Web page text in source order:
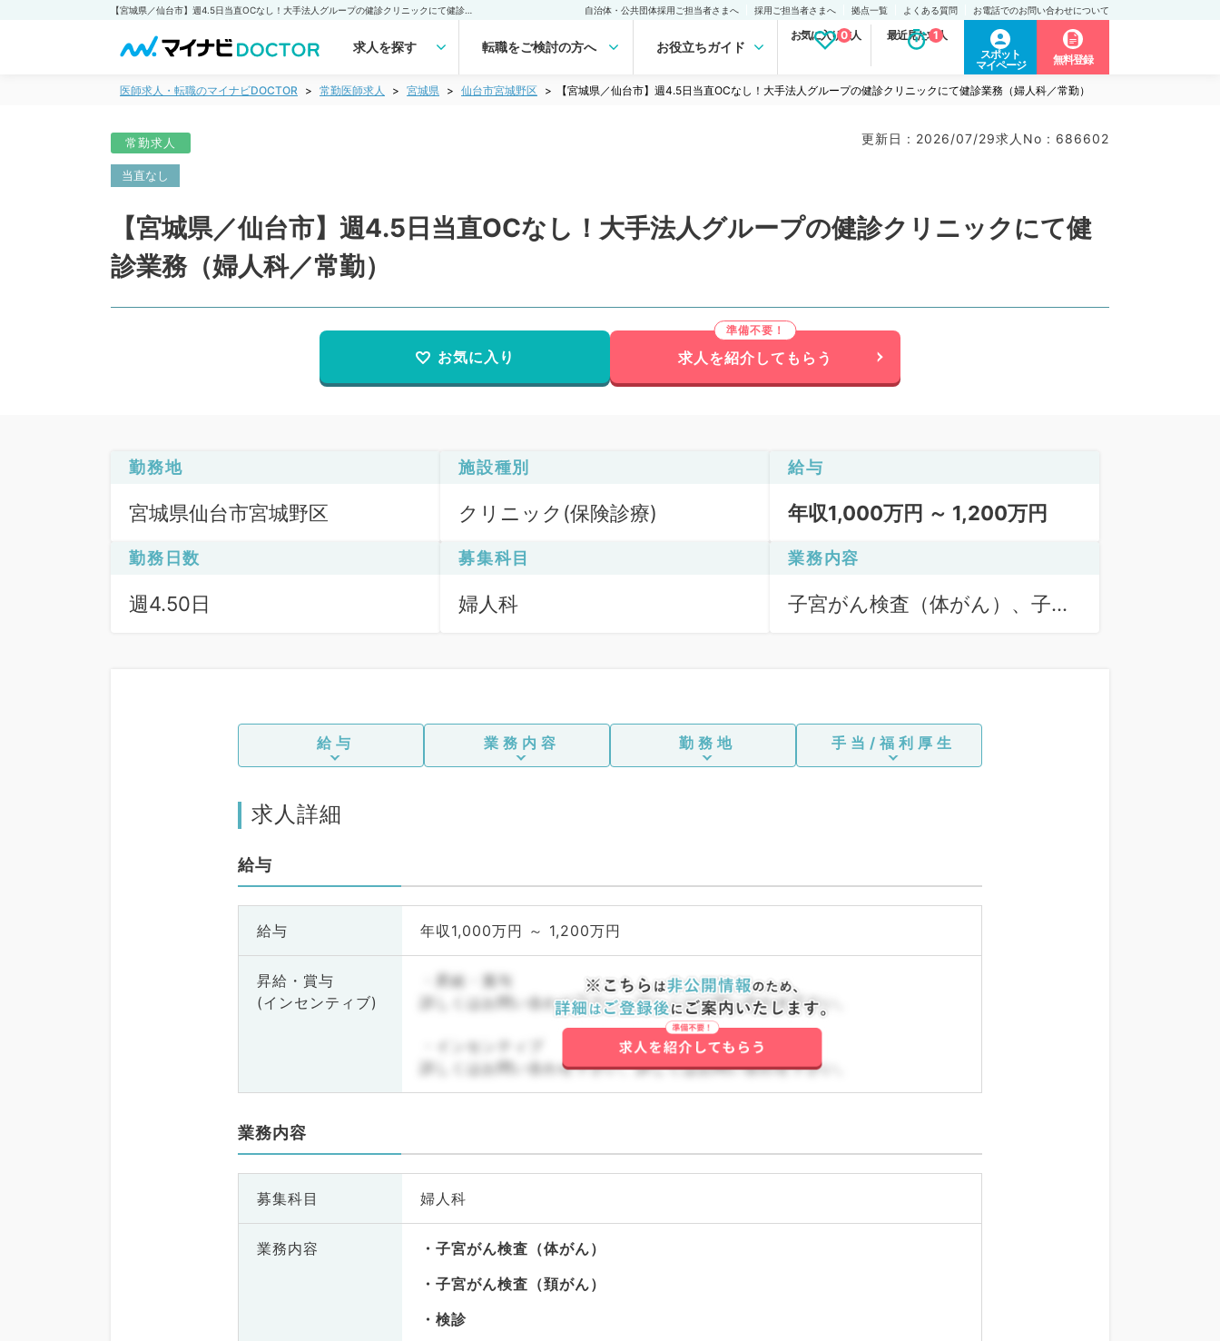
自治体・公共団体採用ご担当者さまへ 採用ご担当者さまへ 拠点一覧 よくある質問 お電話でのお問い合わせについて
求人を探す 転職をご検討の方へ お役立ちガイド
お気に入り求人
0 最近見た求人
1
スポット
マイページ
無料登録
医師求人・転職のマイナビDOCTOR 常勤医師求人 宮城県 仙台市宮城野区 【宮城県／仙台市】週4.5日当直OCなし！大手法人グループの健診クリニックにて健診業務（婦人科／常勤）
常勤求人 更新日 : 2026/07/29求人No : 686602
当直なし
【宮城県／仙台市】週4.5日当直OCなし！大手法人グループの健診クリニックにて健
診業務（婦人科／常勤）
お気に入り 求人を紹介してもらう
勤務地
宮城県仙台市宮城野区
施設種別
クリニック(保険診療)
給与
年収1,000万円 ～ 1,200万円
勤務日数
週4.50日
募集科目
婦人科
業務内容
子宮がん検査（体がん）、子宮
給与 業務内容 勤務地 手当/福利厚生
求人詳細
給与
給与 年収1,000万円 ～ 1,200万円
昇給・賞与
(インセンティブ)
・昇給・賞与
詳しくはお問い合わせ下さい。詳しくはお問い合わせ下さい。
・インセンティブ
詳しくはお問い合わせ下さい。詳しくはお問い合わせ下さい。
業務内容
募集科目 婦人科
業務内容
子宮がん検査（体がん）
子宮がん検査（頚がん）
検診